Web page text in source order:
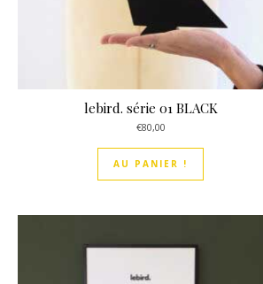
lebird. série 01 BLACK
€80,00
AU PANIER !